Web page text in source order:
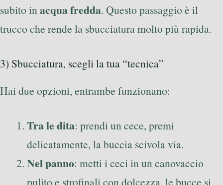
subito in acqua fredda. Questo passaggio è il
trucco che rende la sbucciatura molto più rapida.
3) Sbucciatura, scegli la tua “tecnica”
Hai due opzioni, entrambe funzionano:
Tra le dita: prendi un cece, premi
delicatamente, la buccia scivola via.
Nel panno: metti i ceci in un canovaccio
pulito e strofinali con dolcezza, le bucce si